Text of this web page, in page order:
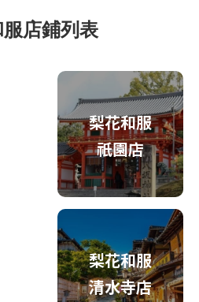
店鋪列表
梨花和服
祇園店
梨花和服
清水寺店